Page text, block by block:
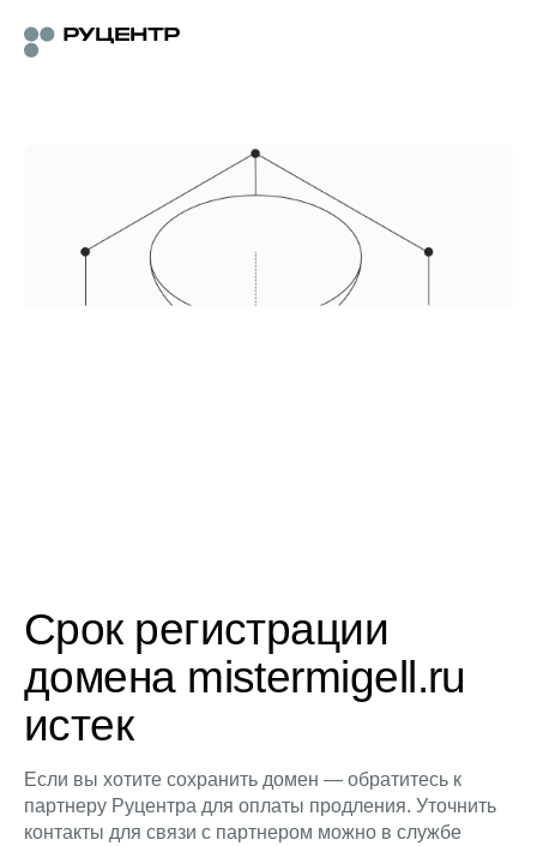
Срок регистрации
домена mistermigell.ru
истек
Если вы хотите сохранить домен — обратитесь к
партнеру Руцентра для оплаты продления. Уточнить
контакты для связи с партнером можно в службе